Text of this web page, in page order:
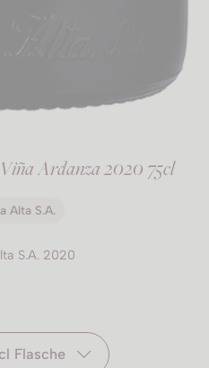
Ardanza 2020 75cl
Alta S.A.
S.A. 2020
Flasche